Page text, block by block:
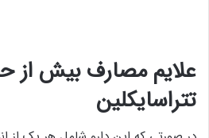
علایم مصارف بیش از
تتراسایکلین